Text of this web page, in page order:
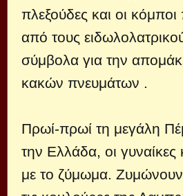
πλεξούδες και οι κόμποι
από τους
σύμβολα για την
κακών πνευμάτων .
Πρωί-πρωί τη μεγάλη
την Ελλάδα, οι γυναίκες
με το ζύμωμα.